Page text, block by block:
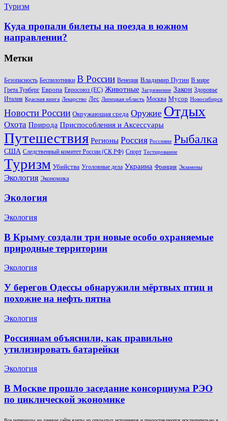
Туризм
Куда пропали билеты на поезда в южном
направлении?
Метки
Безопасность Беспилотники В России Венеция Владимир Путин В мире
Грета Тунберг Европа Евросоюз (ЕС) Животные Загрязнение Закон Здоровье
Италия Красная книга Лекарство Лес Липецкая область Москва Мусор Новосибирск
Новости России Окружающая среда Оружие Отдых
Охота Природа Приспособления и Аксессуары
Путешествия Регионы Россия Россияне Рыбалка
США Следственный комитет России (СК РФ) Спорт Тестирование
Туризм Убийства Уголовные дела Украина Франция Экзамены
Экология Экономика
Экология
Экология
В Крыму создали три новые особо охраняемые
природные территории
Экология
У берегов Одессы обнаружили мёртвых птиц и
похожие на нефть пятна
Экология
Россиянам объяснили, как правильно
утилизировать батарейки
Экология
В Москве прошло заседание консорциума РЭО
по циклической экономике